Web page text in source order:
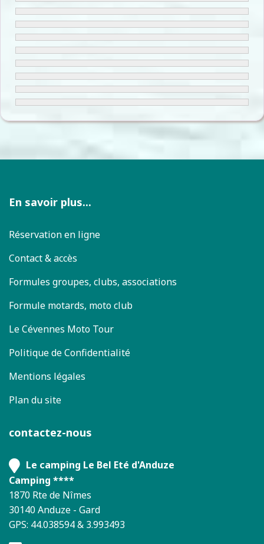
En savoir plus...
Réservation en ligne
Contact & accès
Formules groupes, clubs, associations
Formule motards, moto club
Le Cévennes Moto Tour
Politique de Confidentialité
Mentions légales
Plan du site
contactez-nous
Le camping Le Bel Eté d'Anduze
Camping ****
1870 Rte de Nîmes
30140 Anduze - Gard
GPS: 44.038594 & 3.993493